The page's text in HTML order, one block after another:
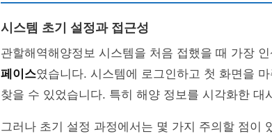
시스템 초기 설정과 접근성
관할해역해양정보 시스템을 처음 접했을 때 가장
페이스였습니다. 시스템에 로그인하고 첫 화면을
찾을 수 있었습니다. 특히 해양 정보를 시각화한 대
그러나 초기 설정 과정에서는 몇 가지 주의할 점이